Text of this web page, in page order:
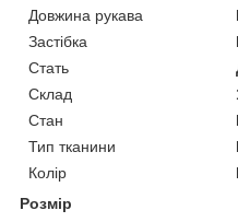
Довжина рукава
Застібка
Стать
Склад
Стан
Тип тканини
Колір
Розмір